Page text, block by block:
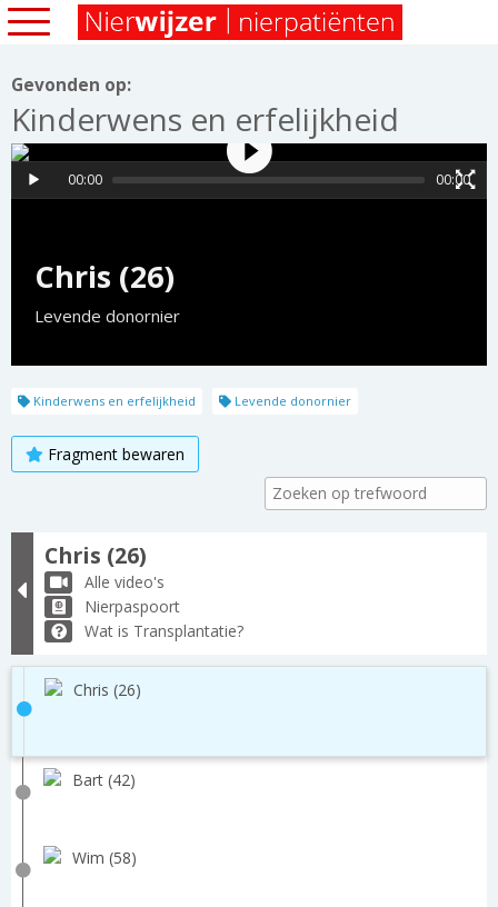
Gevonden op:
Kinderwens en erfelijkheid
Chris (26)
Levende donornier
00:00 00:00
Kinderwens en erfelijkheid Levende donornier
Fragment bewaren
Chris (26)
Alle video's
Nierpaspoort
Wat is Transplantatie?
Chris (26)
Bart (42)
Wim (58)